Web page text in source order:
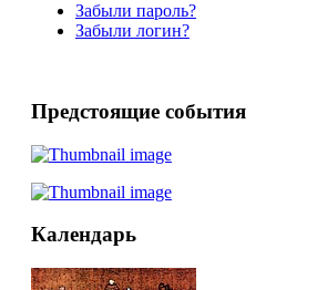
Забыли пароль?
Забыли логин?
Предстоящие события
Календарь